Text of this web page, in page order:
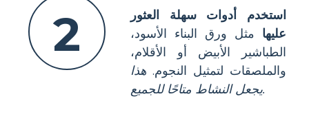
2
استخدم أدوات سهلة العثور
عليها مثل ورق البناء الأسود،
الطباشير الأبيض أو الأقلام،
والملصقات لتمثيل النجوم. هذا
يجعل النشاط متاحًا للجميع.